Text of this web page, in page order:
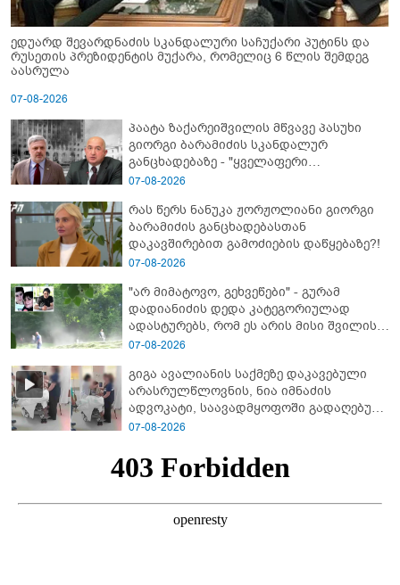
ედუარდ შევარდნაძის სკანდალური საჩუქარი პუტინს და
რუსეთის პრეზიდენტის მუქარა, რომელიც 6 წლის შემდეგ
აასრულა
07-08-2026
პაატა ზაქარეიშვილის მწვავე პასუხი
გიორგი ბარამიძის სკანდალურ
განცხადებაზე - "ყველაფერი
დეტალურად ვიცი... კამანში მოკლული
ბარამიძე კი ტყუის"
07-08-2026
რას წერს ნანუკა ჟორჟოლიანი გიორგი
ბარამიძის განცხადებასთან
დაკავშირებით გამოძიების დაწყებაზე?!
07-08-2026
"არ მიმატოვო, გეხვეწები" - გუ­რა­მ
დადიანიძის დედა კა­ტე­გო­რი­უ­ლად
ადას­ტუ­რებს, რომ ეს არის მისი შვი­ლის
ხმა
07-08-2026
გიგა ავალიანის საქმეზე დაკავებული
არასრულწლოვნის, ნია იმნაძის
ადვოკატი, საავადმყოფოში გადაღებულ
კადრებს ავრცელებს
07-08-2026